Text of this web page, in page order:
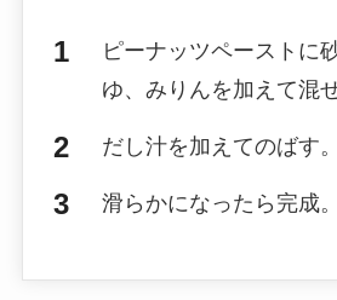
ピーナッツペーストに
ゆ、みりんを加えて混ぜ
だし汁を加えてのばす。
滑らかになったら完成。